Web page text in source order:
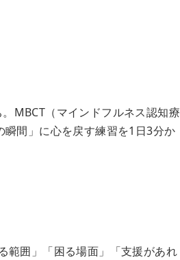
MBCT（マインドフルネス認知療
間」に心を戻す練習を1日3分か
範囲」「困る場面」「支援があれ